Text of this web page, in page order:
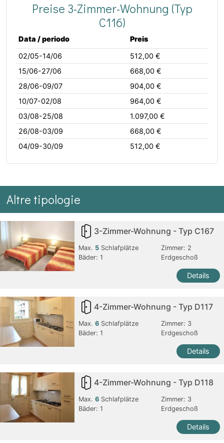
Preise 3-Zimmer-Wohnung (Typ
C116)
Data / periodo
Preis
02/05-14/06
512,00 €
15/06-27/06
668,00 €
28/06-09/07
904,00 €
10/07-02/08
964,00 €
03/08-25/08
1.097,00 €
26/08-03/09
668,00 €
04/09-30/09
512,00 €
Altre tipologie
3-Zimmer-Wohnung - Typ C167
Max. 5 Schlafplätze Zimmer: 2
Bäder:1 Erdgeschoß
Details
4-Zimmer-Wohnung - Typ D117
Max.6 Schlafplätze Zimmer: 3
Bäder:1 Erdgeschoß
Details
4-Zimmer-Wohnung - Typ D118
Max.6 Schlafplätze Zimmer: 3
Bäder:1 Erdgeschoß
Details